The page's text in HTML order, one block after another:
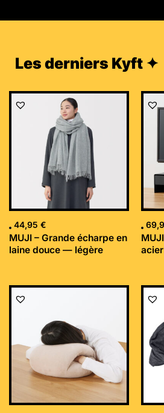
Les derniers Kyft ✦
44,95 €
MUJI – Grande écharpe en
laine douce — légère